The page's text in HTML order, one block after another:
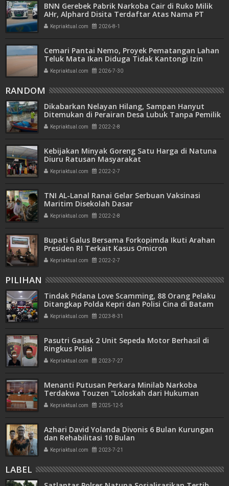
BNN Gerebek Pabrik Narkoba Cair di Ruko Milik
AHr, Alphard Disita Terdaftar Atas Nama PT
Mitra Usaha Properti
Kepriaktual.com 2026-8-1
Cemari Pantai Nemo, Proyek Pematangan Lahan
Teluk Mata Ikan Diduga Tidak Kantongi Izin
Amdal
Kepriaktual.com 2026-7-30
RANDOM
Dikabarkan Nelayan Hilang, Sampan Hanyut
Ditemukan di Perairan Desa Lubuk Tanpa Pemilik
Kepriaktual.com 2022-2-8
Kebijakan Minyak Goreng Satu Harga di Natuna
Diuru Ratusan Masyarakat
Kepriaktual.com 2022-2-7
TNI AL-Lanal Ranai Gelar Serbuan Vaksinasi
Maritim Disekolah Dasar
Kepriaktual.com 2022-2-8
Bupati Galus Bersama Forkopimda Ikuti Arahan
Presiden RI Terkait Kasus Omicron
Kepriaktual.com 2022-2-7
PILIHAN
Tindak Pidana Love Scamming, 88 Orang Pelaku
Ditangkap Polda Kepri dan Polisi Cina di Batam
Kepriaktual.com 2023-8-31
Pasutri Gasak 2 Unit Sepeda Motor Berhasil di
Ringkus Polisi
Kepriaktual.com 2023-7-27
Menanti Putusan Perkara Minilab Narkoba
Terdakwa Touzen "Loloskah dari Hukuman
Seumur Hidup atau Mati"
Kepriaktual.com 2025-12-5
Azhari David Yolanda Divonis 6 Bulan Kurungan
dan Rehabilitasi 10 Bulan
Kepriaktual.com 2023-7-21
LABEL